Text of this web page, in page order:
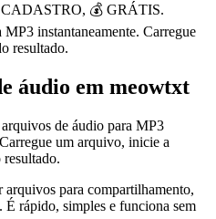
💰 GRÁTIS.
instantaneamente. Carregue
resultado.
áudio em meowtxt
de áudio para MP3
um arquivo, inicie a
arquivos para compartilhamento,
rápido, simples e funciona sem